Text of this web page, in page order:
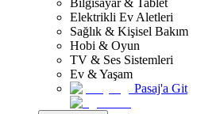
Bilgisayar & Tablet
Elektrikli Ev Aletleri
Sağlık & Kişisel Bakım
Hobi & Oyun
TV & Ses Sistemleri
Ev & Yaşam
Pasaj'a Git